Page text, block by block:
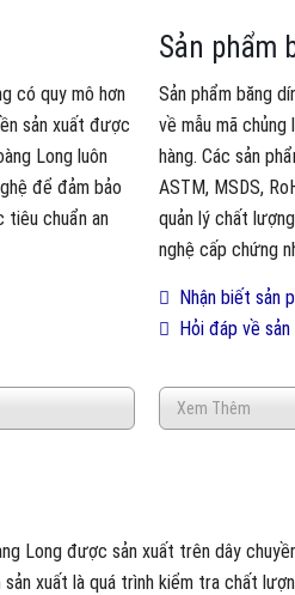
có quy mô hơn
sản xuất được
Long luôn
để đảm bảo
tiêu chuẩn an
Sản phẩm
Sản phẩm băng
về mẫu mã
hàng. Các sản
ASTM, MSDS,
quản lý chất
nghệ cấp chứng
Nhận biết sản
Hỏi đáp về sản
Xem Thêm
Long được sản xuất trên dây
xuất là quá trình kiểm tra chất